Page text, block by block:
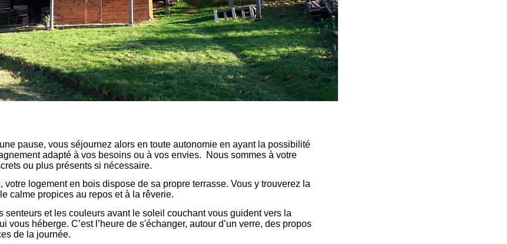
pause, vous séjournez alors en toute autonomie en ayant la possibilité
adapté à vos besoins ou à vos envies. Nous sommes à votre
ou plus présents si nécessaire.
logement en bois dispose de sa propre terrasse. Vous y trouverez la
calme propices au repos et à la rêverie.
senteurs et les couleurs avant le soleil couchant vous guident vers la
vous héberge. C’est l’heure de s'échanger, autour d’un verre, des propos
de la journée.